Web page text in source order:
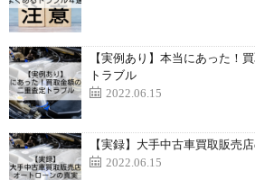
【実例あり】本当にあった！
トラブル
2022.06.15
【実録】大手中古車買取販売
2022.06.15